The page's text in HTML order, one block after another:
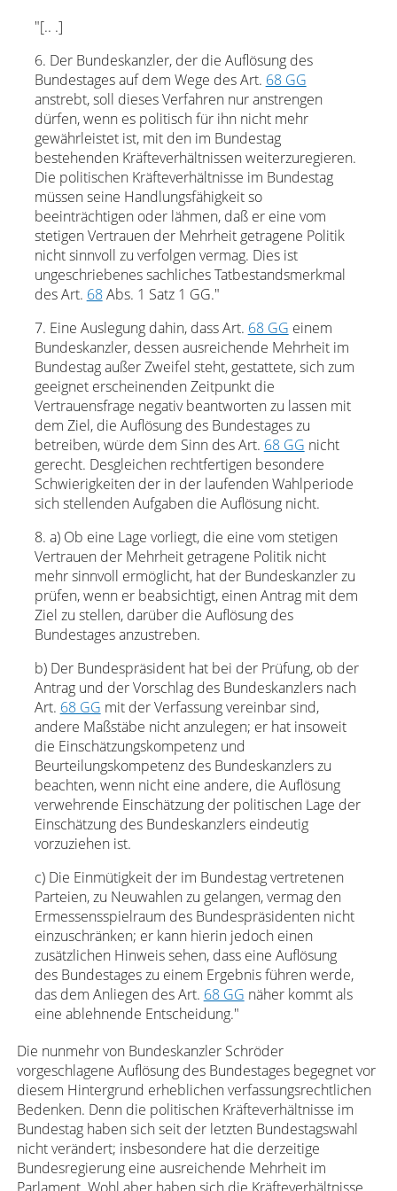
"[.. .]
6. Der Bundeskanzler, der die Auflösung des
Bundestages auf dem Wege des Art. 68 GG
anstrebt, soll dieses Verfahren nur anstrengen
dürfen, wenn es politisch für ihn nicht mehr
gewährleistet ist, mit den im Bundestag
bestehenden Kräfteverhältnissen weiterzuregieren.
Die politischen Kräfteverhältnisse im Bundestag
müssen seine Handlungsfähigkeit so
beeinträchtigen oder lähmen, daß er eine vom
stetigen Vertrauen der Mehrheit getragene Politik
nicht sinnvoll zu verfolgen vermag. Dies ist
ungeschriebenes sachliches Tatbestandsmerkmal
des Art. 68Abs. 1 Satz 1 GG."
7. Eine Auslegung dahin, dass Art. 68 GG einem
Bundeskanzler, dessen ausreichende Mehrheit im
Bundestag außer Zweifel steht, gestattete, sich zum
geeignet erscheinenden Zeitpunkt die
Vertrauensfrage negativ beantworten zu lassen mit
dem Ziel, die Auflösung des Bundestages zu
betreiben, würde dem Sinn des Art. 68 GG nicht
gerecht. Desgleichen rechtfertigen besondere
Schwierigkeiten der in der laufenden Wahlperiode
sich stellenden Aufgaben die Auflösung nicht.
8. a) Ob eine Lage vorliegt, die eine vom stetigen
Vertrauen der Mehrheit getragene Politik nicht
mehr sinnvoll ermöglicht, hat der Bundeskanzler zu
prüfen, wenn er beabsichtigt, einen Antrag mit dem
Ziel zu stellen, darüber die Auflösung des
Bundestages anzustreben.
b) Der Bundespräsident hat bei der Prüfung, ob der
Antrag und der Vorschlag des Bundeskanzlers nach
Art. 68 GG mit der Verfassung vereinbar sind,
andere Maßstäbe nicht anzulegen; er hat insoweit
die Einschätzungskompetenz und
Beurteilungskompetenz des Bundeskanzlers zu
beachten, wenn nicht eine andere, die Auflösung
verwehrende Einschätzung der politischen Lage der
Einschätzung des Bundeskanzlers eindeutig
vorzuziehen ist.
c) Die Einmütigkeit der im Bundestag vertretenen
Parteien, zu Neuwahlen zu gelangen, vermag den
Ermessensspielraum des Bundespräsidenten nicht
einzuschränken; er kann hierin jedoch einen
zusätzlichen Hinweis sehen, dass eine Auflösung
des Bundestages zu einem Ergebnis führen werde,
das dem Anliegen des Art. 68 GG näher kommt als
eine ablehnende Entscheidung."
Die nunmehr von Bundeskanzler Schröder
vorgeschlagene Auflösung des Bundestages begegnet vor
diesem Hintergrund erheblichen verfassungsrechtlichen
Bedenken. Denn die politischen Kräfteverhältnisse im
Bundestag haben sich seit der letzten Bundestagswahl
nicht verändert; insbesondere hat die derzeitige
Bundesregierung eine ausreichende Mehrheit im